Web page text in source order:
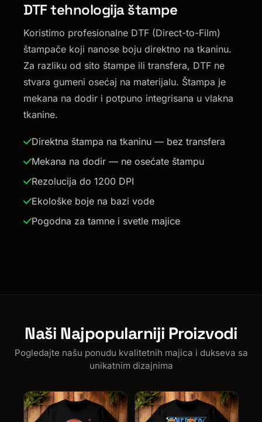
DTF tehnologija štampe
Koristimo profesionalne DTF (Direct-to-Film)
štampače koji nanose boju direktno na tkaninu.
Za razliku od sito štampe ili transfera, DTF ne
stvara gumeni osećaj na materijalu. Štampa je
mekana na dodir i potpuno integrisana u vlakna
tkanine.
Direktna štampa na tkaninu — bez transfera
Mekana na dodir — ne osećate štampu
Rezolucija do 1200 DPI
Ekološke boje na bazi vode
Pogodna za tamne i svetle majice
Naši Najpopularniji Proizvodi
Pogledajte našu ponudu kvalitetnih majica i dukseva sa
unikatnim dizajnima